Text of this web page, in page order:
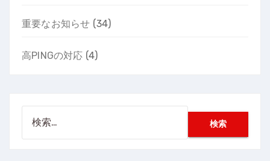
重要なお知らせ (34)
高PINGの対応 (4)